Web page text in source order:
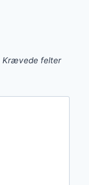
Krævede felter